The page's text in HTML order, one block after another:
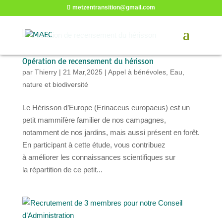
metzentransition@gmail.com
Opération de recensement du hérisson
par Thierry| 21 Mar,2025 | Appel à bénévoles, Eau,
nature et biodiversité
Le Hérisson d’Europe (Erinaceus europaeus) est un
petit mammifère familier de nos campagnes,
notamment de nos jardins, mais aussi présent en forêt.
En participant à cette étude, vous contribuez
à améliorer les connaissances scientifiques sur
la répartition de ce petit...